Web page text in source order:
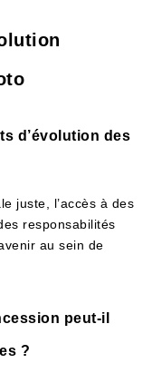
d’évolution des
juste, l’accès à des
responsabilités
au sein de
peut-il
?